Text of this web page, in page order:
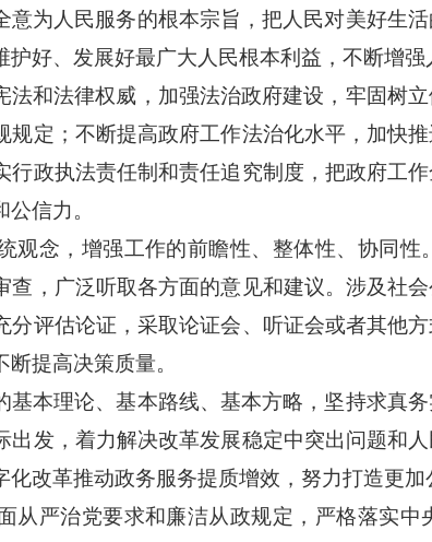
意为人民服务的根本宗旨，把人民对美好生
好、发展好最广大人民根本利益，不断增强
法和法律权威，加强法治政府建设，牢固树
规定；不断提高政府工作法治化水平，加快
行政执法责任制和责任追究制度，把政府工
信力。
观念，增强工作的前瞻性、整体性、协同
查，广泛听取各方面的意见和建议。涉及社
分评估论证，采取论证会、听证会或者其他
提高决策质量。
本理论、基本路线、基本方略，坚持求真
出发，着力解决改革发展稳定中突出问题和
改革推动政务服务提质增效，努力打造更加
从严治党要求和廉洁从政规定，严格落实